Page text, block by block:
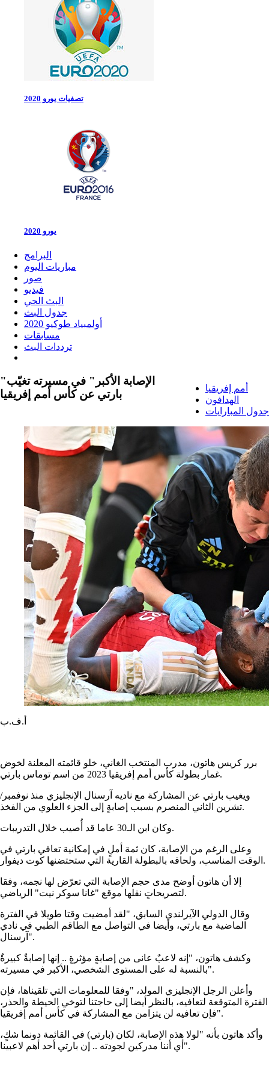
تصفيات يورو 2020
يورو 2020
البرامج
مباريات اليوم
صور
فيديو
البث الحي
جدول البث
أولمبياد طوكيو 2020
مسابقات
ترددات البث
أمم إفريقيا
الهدافون
جدول المبارايات
"الإصابة الأكبر" في مسيرته تغيّب
بارتي عن كأس أمم إفريقيا
أ.ف.ب
برر كريس هاتون، مدرب المنتخب الغاني، خلو قائمته المعلنة لخوض
غمار بطولة كأس أمم إفريقيا 2023 من اسم توماس بارتي.
ويغيب بارتي عن المشاركة مع ناديه آرسنال الإنجليزي منذ نوفمبر/
تشرين الثاني المنصرم بسبب إصابةٍ إلى الجزء العلوي من الفخذ.
وكان ابن الـ30 عاما قد أُصيب خلال التدريبات.
وعلى الرغم من الإصابة، كان ثمة أملٍ في إمكانية تعافي بارتي في
الوقت المناسب، ولحاقه بالبطولة القارية التي ستحتضنها كوت ديفوار.
إلا أن هاتون أوضح مدى حجم الإصابة التي تعرّض لها نجمه، وفقا
لتصريحاتٍ نقلها موقع "غانا سوكر نيت" الرياضي.
وقال الدولي الآيرلندي السابق، "لقد أمضيت وقتا طويلا في الفترة
الماضية مع بارتي، وأيضا في التواصل مع الطاقم الطبي في نادي
آرسنال".
وكشف هاتون، "إنه لاعبٌ عانى من إصابةٍ مؤثرةٍ .. إنها إصابةٌ كبيرةٌ
بالنسبة له على المستوى الشخصي، الأكبر في مسيرته".
وأعلن الرجل الإنجليزي المولد، "وفقا للمعلومات التي تلقيناها، فإن
الفترة المتوقعة لتعافيه، بالنظر أيضا إلى حاجتنا لتوخي الحيطة والحذر،
فإن تعافيه لن يتزامن مع المشاركة في كأس أمم إفريقيا".
وأكد هاتون بأنه "لولا هذه الإصابة، لكان (بارتي) في القائمة دونما شكٍ،
أي أننا مدركين لجودته .. إن بارتي أحد أهم لاعبينا".